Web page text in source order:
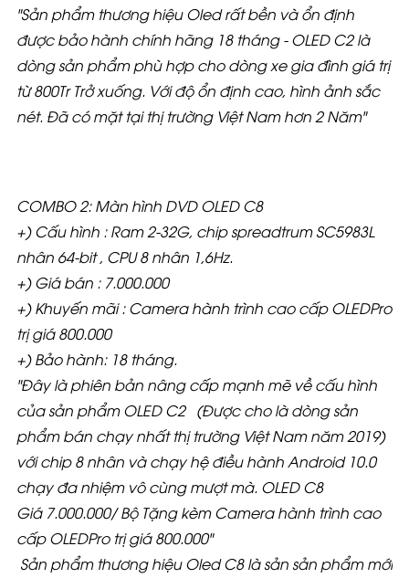
"Sản phẩm thương hiệu Oled rất bền và ổn định
được bảo hành chính hãng 18 tháng - OLED C2 là
dòng sản phẩm phù hợp cho dòng xe gia đình giá trị
từ 800Tr Trở xuống. Với độ ổn định cao, hình ảnh sắc
nét. Đã có mặt tại thị trường Việt Nam hơn 2 Năm"
COMBO 2: Màn hình DVD OLED C8
+) Cấu hình : Ram 2-32G, chip spreadtrum SC5983L
nhân 64-bit , CPU 8 nhân 1,6Hz.
+) Giá bán : 7.000.000
+) Khuyến mãi : Camera hành trình cao cấp OLEDPro
trị giá 800.000
+) Bảo hành: 18 tháng.
"Đây là phiên bản nâng cấp mạnh mẽ về cấu hình
của sản phẩm OLED C2 (Được cho là dòng sản
phẩm bán chạy nhất thị trường Việt Nam năm 2019)
với chip 8 nhân và chạy hệ điều hành Android 10.0
chạy đa nhiệm vô cùng mượt mà. OLED C8
Giá 7.000.000/ Bộ Tặng kèm Camera hành trình cao
cấp OLEDPro trị giá 800.000"
Sản phẩm thương hiệu Oled C8 là sản sản phẩm mới